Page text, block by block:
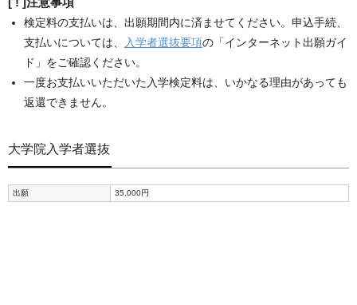
検定料の支払いは、出願期間内に済ませてください。申込手続、
支払いについては、
入学者選抜要項の「インターネット出願ガイ
ド」をご確認ください。
一度お支払いいただいた入学検定料は、いかなる理由があっても
返還できません。
大学院入学者選抜
出願 35,000円